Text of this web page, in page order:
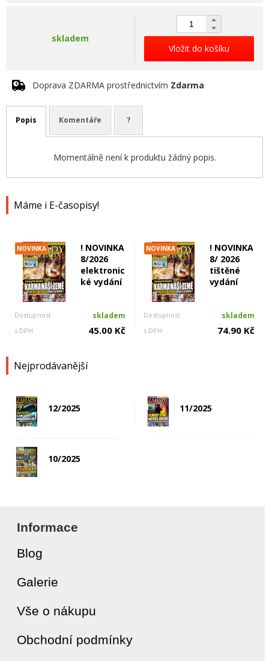
Máme i E-časopisy!
NOVINKA
! NOVINKA
8/2026
elektronic
ké vydání
Dostupnost skladem
s DPH 45.00 Kč
NOVINKA
! NOVINKA
8/ 2026
tištěné
vydání
Dostupnost skladem
s DPH 74.90 Kč
Nejprodávanější
12/2025 11/2025
10/2025
skladem
Vložit do košíku
Doprava ZDARMA prostřednictvím Zdarma
Popis Komentáře ?
Momentálně není k produktu žádný popis.
Informace
Blog
Galerie
Vše o nákupu
Obchodní podmínky